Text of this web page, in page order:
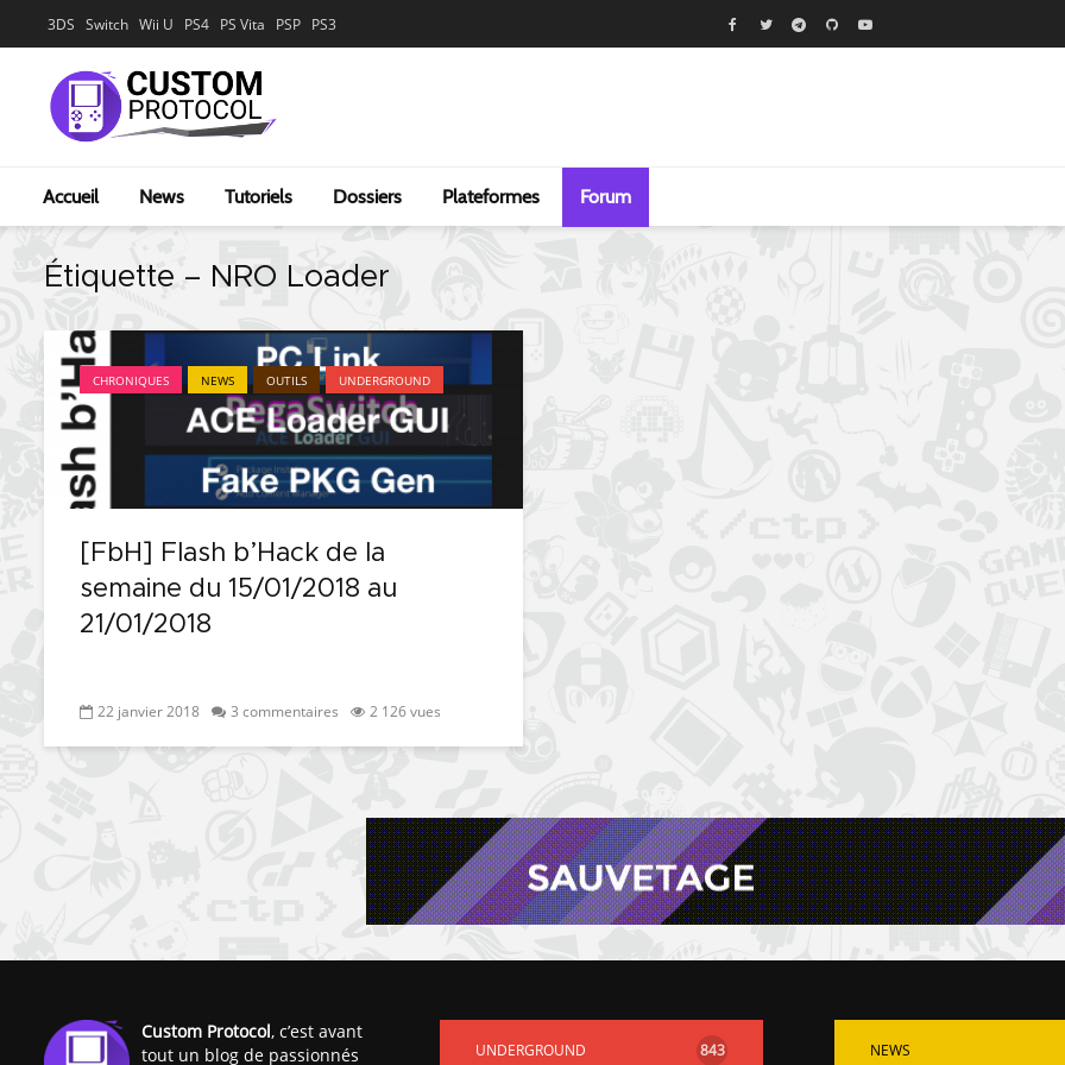
3DS Switch Wii U PS4 PS Vita PSP PS3
Accueil News Tutoriels Dossiers Plateformes Forum
Étiquette – NRO Loader
CHRONIQUES NEWS OUTILS UNDERGROUND
[FbH] Flash b’Hack de la
semaine du 15/01/2018 au
21/01/2018
22 janvier 2018 3 commentaires 2 126 vues
Custom Protocol, c’est avant
tout un blog de passionnés
UNDERGROUND 843 NEWS